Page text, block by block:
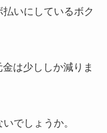
いにしているボク
は少ししか減りま
でしょうか。